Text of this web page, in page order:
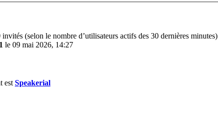
(selon le nombre d’utilisateurs actifs des 30 dernières minutes)
le 09 mai 2026, 14:27
est Speakerial